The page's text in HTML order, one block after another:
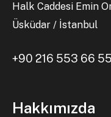
Halk Caddesi Emin
Üsküdar / İstanbul
+90 216 553 66 55
Hakkımızda